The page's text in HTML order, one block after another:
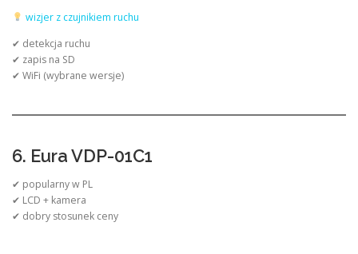
wizjer z czujnikiem ruchu
✔ detekcja ruchu
✔ zapis na SD
✔ WiFi (wybrane wersje)
6. Eura VDP-01C1
✔ popularny w PL
✔ LCD + kamera
✔ dobry stosunek ceny